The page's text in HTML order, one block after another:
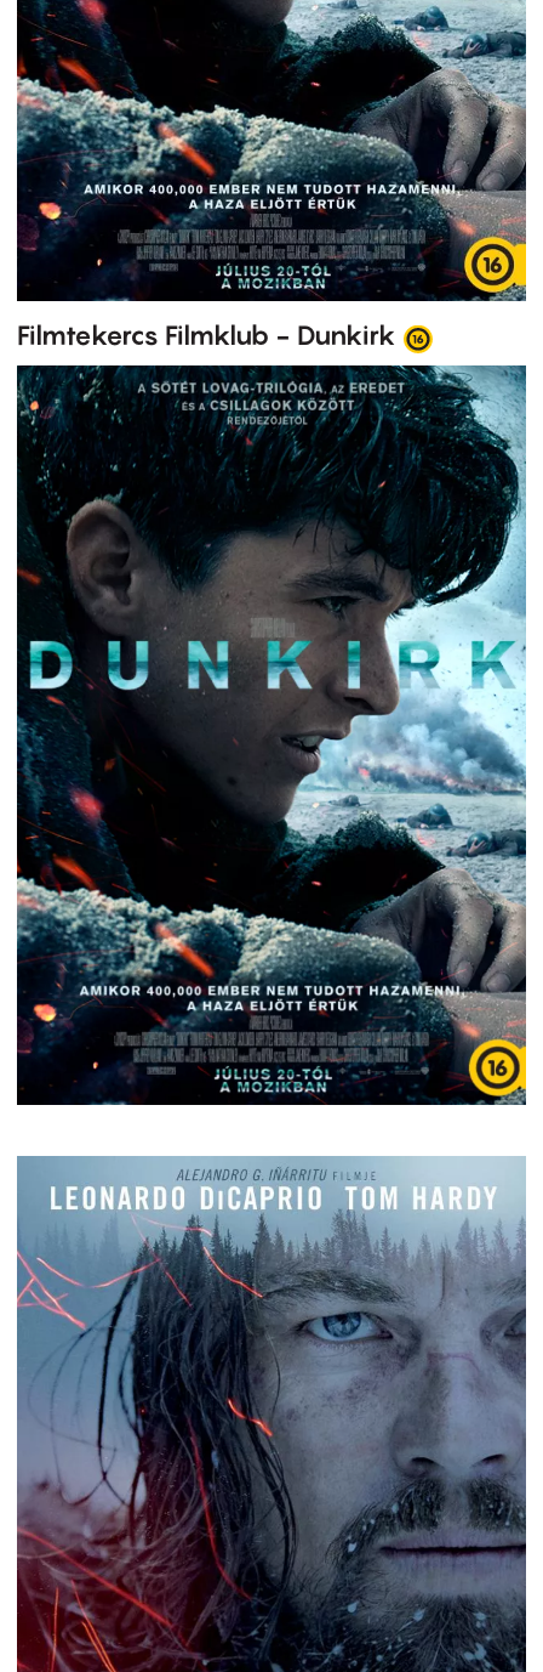
Filmtekercs Filmklub - Dunkirk